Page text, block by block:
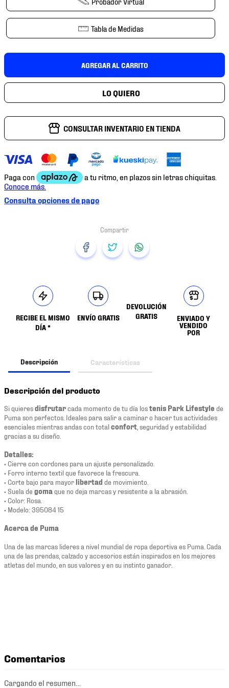
Tabla de Medidas
AGREGAR AL CARRITO
CONSULTAR INVENTARIO EN TIENDA
Consulta opciones de pago
RECIBE EL MISMO
DÍA *
ENVÍO GRATIS
DEVOLUCIÓN
GRATIS
ENVIADO Y
VENDIDO
POR
Descripción Características
Descripción del producto
Si quieresdisfrutarcada momento de tu día lostenis Park Lifestyle de
Puma son perfectos. Ideales para salir a caminar o hacer tus actividades
esenciales mientras andas con totalconfort , seguridad y estabilidad
gracias a su diseño.
Detalles:
• Cierre con cordones para un ajuste personalizado.
• Forro interno textil que favorece la frescura.
• Corte bajo para mayorlibertad de movimiento.
• Suela de goma que no deja marcas y resistente a la abrasión.
• Color: Rosa.
• Modelo: 395084 15
Acerca de Puma
Una de las marcas lideres a nivel mundial de ropa deportiva es Puma. Cada
una de las prendas, calzado y accesorios están inspirados en los mejores
atletas del mundo, en sus valores y en su instinto ganador.
Comentarios
Cargando el resumen…
9.
chivas